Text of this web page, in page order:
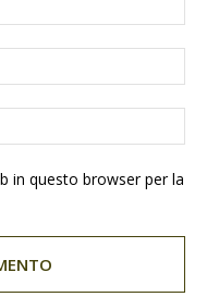
in questo browser per la